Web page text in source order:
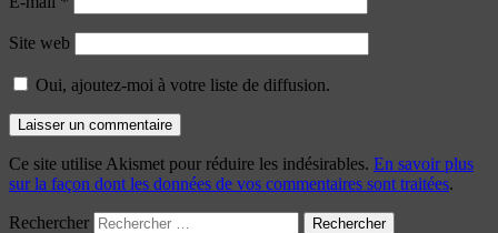
Site web
Oui, ajoutez-moi à votre liste de diffusion.
Ce site utilise Akismet pour réduire les indésirables. En savoir plus
sur la façon dont les données de vos commentaires sont traitées.
Rechercher